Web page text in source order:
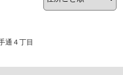
通４丁目